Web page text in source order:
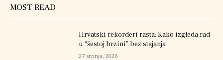
MOST READ
Hrvatski rekorderi rasta: Kako izgleda rad
u “šestoj brzini” bez stajanja
27 srpnja, 2026